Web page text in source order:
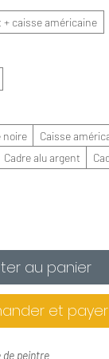
+ caisse américaine
noire
Caisse
Cadre alu argent
au panier
et payer
de peintre